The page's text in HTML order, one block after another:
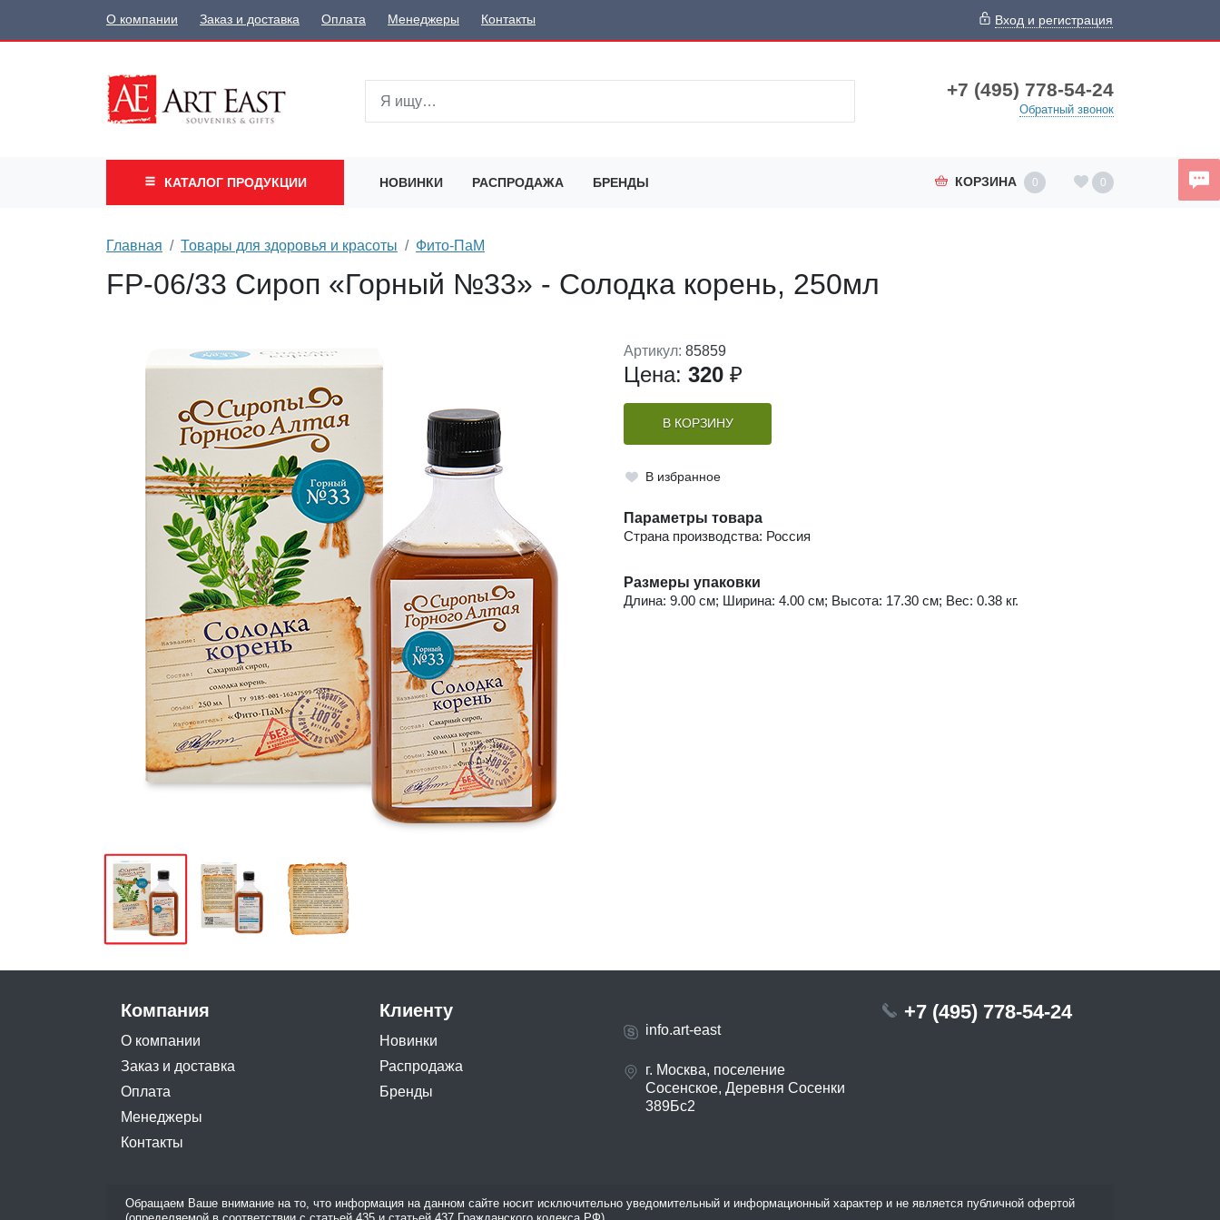
О компании Заказ и доставка Оплата Менеджеры Контакты Вход и регистрация
+7 (495) 778-54-24
Обратный звонок
КАТАЛОГ ПРОДУКЦИИ НОВИНКИ РАСПРОДАЖА БРЕНДЫ КОРЗИНА 0 0
Главная Товары для здоровья и красоты Фито-ПаМ
FP-06/33 Сироп «Горный №33» - Солодка корень, 250мл
Артикул: 85859
Цена: 320 ₽
В КОРЗИНУ
В избранное
Параметры товара
Страна производства: Россия
Размеры упаковки
Длина: 9.00 см; Ширина: 4.00 см; Высота: 17.30 см; Вес: 0.38 кг.
Компания
О компании
Заказ и доставка
Оплата
Менеджеры
Контакты
Клиенту
Новинки
Распродажа
Бренды
info.art-east
г. Москва, поселение
Сосенское, Деревня Сосенки
389Бс2
+7 (495) 778-54-24
Обращаем Ваше внимание на то, что информация на данном сайте носит исключительно уведомительный и информационный характер и не является публичной офертой